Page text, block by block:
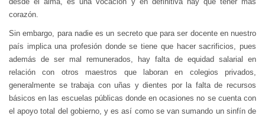
corazón.
Sin embargo, para nadie es un secreto que para ser docente en nuestro
país implica una profesión donde se tiene que hacer sacrificios, pues
además de ser mal remunerados, hay falta de equidad salarial en
relación con otros maestros que laboran en colegios privados,
generalmente se trabaja con uñas y dientes por la falta de recursos
básicos en las escuelas públicas donde en ocasiones no se cuenta con
el apoyo total del gobierno, y es así como se van sumando un sinfín de